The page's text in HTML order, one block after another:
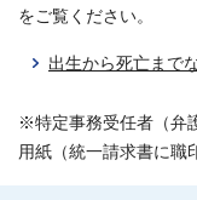
をご覧ください。
出生から死亡まで
※特定事務受任者（弁
用紙（統一請求書に職